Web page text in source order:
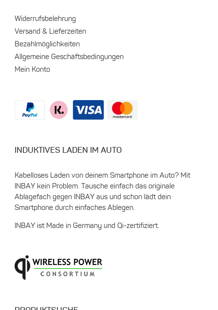
Widerrufsbelehrung
Versand & Lieferzeiten
Bezahlmöglichkeiten
Allgemeine Geschäftsbedingungen
Mein Konto
INDUKTIVES LADEN IM AUTO
Kabelloses Laden von deinem Smartphone im Auto? Mit
INBAY kein Problem. Tausche einfach das originale
Ablagefach gegen INBAY aus und schon lädt dein
Smartphone durch einfaches Ablegen.
INBAY ist Made in Germany und Qi-zertifiziert.